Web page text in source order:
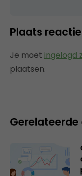
Plaats reactie
Je moet ingelogd
plaatsen.
Gerelateerde